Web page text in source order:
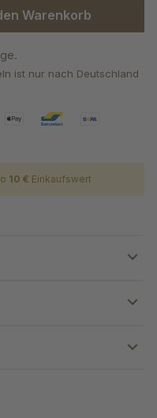
gewünschten
Warenkorb
ist nur nach Deutschland
10 € Einkaufswert